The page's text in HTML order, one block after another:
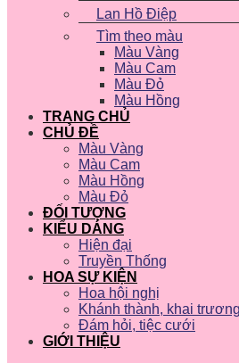
Lan Hồ Điệp
Tìm theo màu
Màu Vàng
Màu Cam
Màu Đỏ
Màu Hồng
TRANG CHỦ
CHỦ ĐỀ
Màu Vàng
Màu Cam
Màu Hồng
Màu Đỏ
ĐỐI TƯỢNG
KIỂU DÁNG
Hiện đại
Truyền Thống
HOA SỰ KIỆN
Hoa hội nghị
Khánh thành, khai trương
Đám hỏi, tiệc cưới
GIỚI THIỆU